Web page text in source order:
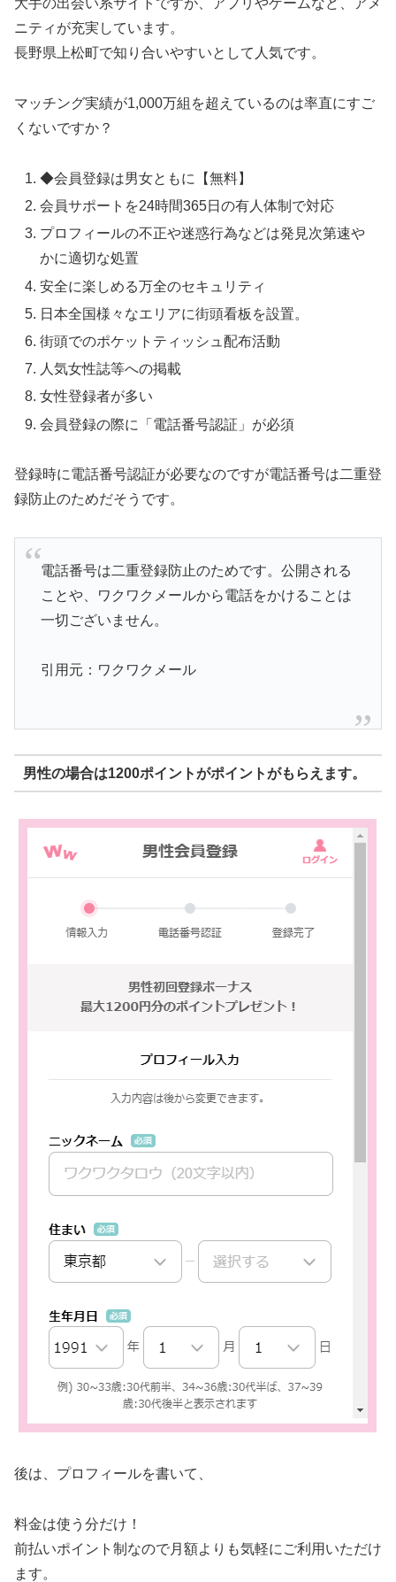
大手の出会い系サイトですが、アプリやゲームなど、アメ
ニティが充実しています。
長野県上松町で知り合いやすいとして人気です。
マッチング実績が1,000万組を超えているのは率直にすご
くないですか？
◆会員登録は男女ともに【無料】
会員サポートを24時間365日の有人体制で対応
プロフィールの不正や迷惑行為などは発見次第速や
かに適切な処置
安全に楽しめる万全のセキュリティ
日本全国様々なエリアに街頭看板を設置。
街頭でのポケットティッシュ配布活動
人気女性誌等への掲載
女性登録者が多い
会員登録の際に「電話番号認証」が必須
登録時に電話番号認証が必要なのですが電話番号は二重登
録防止のためだそうです。
電話番号は二重登録防止のためです。公開される
ことや、ワクワクメールから電話をかけることは
一切ございません。
引用元：ワクワクメール
男性の場合は1200ポイントがポイントがもらえます。
後は、プロフィールを書いて、
料金は使う分だけ！
前払いポイント制なので月額よりも気軽にご利用いただけ
ます。